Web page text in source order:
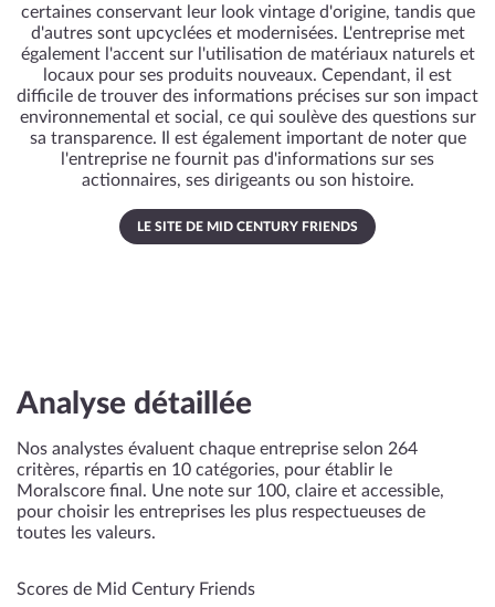
certaines conservant leur look vintage d'origine, tandis que
d'autres sont upcyclées et modernisées. L'entreprise met
également l'accent sur l'utilisation de matériaux naturels et
locaux pour ses produits nouveaux. Cependant, il est
difficile de trouver des informations précises sur son impact
environnemental et social, ce qui soulève des questions sur
sa transparence. Il est également important de noter que
l'entreprise ne fournit pas d'informations sur ses
actionnaires, ses dirigeants ou son histoire.
LE SITE DE MID CENTURY FRIENDS
Analyse détaillée
Nos analystes évaluent chaque entreprise selon 264
critères, répartis en 10 catégories, pour établir le
Moralscore final. Une note sur 100, claire et accessible,
pour choisir les entreprises les plus respectueuses de
toutes les valeurs.
Scores de Mid Century Friends